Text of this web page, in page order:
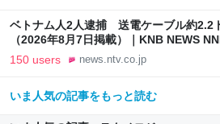
ベトナム人2人逮捕 送電ケーブル約
（2026年8月7日掲載）｜KNB NEWS
150 users news.ntv.co.jp
いま人気の記事をもっと読む